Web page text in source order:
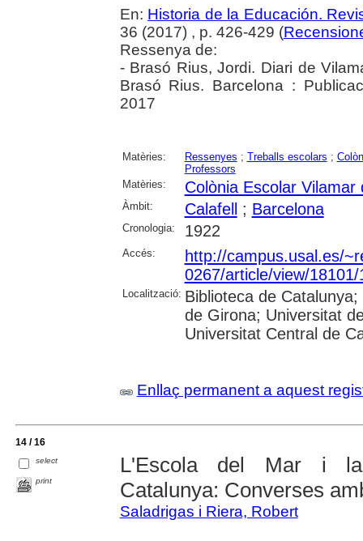
En: Historia de la Educación.
36 (2017) , p. 426-429 (
Ressenya de:
- Brasó Rius, Jordi. Diari de
Brasó Rius. Barcelona :
2017
Matèries: Ressenyes ; Treballs escolars ;
Professors
Matèries:
Colònia Escolar Vilamar
Àmbit: Calafell ; Barcelona
Cronologia: 1922
Accés:
http://campus.usal.es/
0267/article/view/18101/
Localització: Biblioteca de
de Girona; Universitat
Universitat Central de
Enllaç permanent a aquest
14 / 16
select
print
L'Escola del Mar i la
Catalunya: Converses
Saladrigas i Riera, Robert